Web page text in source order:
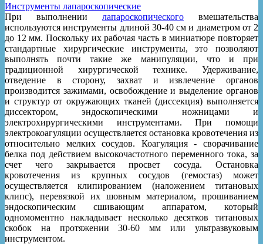
Инструменты лапароскопические
При выполнении лапароскопического вмешательства
используются инструменты длиной 30-40 см и диаметром от 2
до 12 мм. Поскольку их рабочая часть в миниатюре повторяет
стандартные хирургические инструменты, это позволяют
выполнять почти такие же манипуляции, что и при
традиционной хирургической технике. Удерживание,
отведение в сторону, захват и извлечение органов
производится зажимами, освобождение и выделение органов
и структур от окружающих тканей (диссекция) выполняется
диссектором, эндоскопическими ножницами и
электрохирургическими инструментами. При помощи
электрокоагуляции осуществляется остановка кровотечения из
относительно мелких сосудов. Коагуляция - сворачивание
белка под действием высокочастотного переменного тока, за
счет чего закрывается просвет сосуда. Остановка
кровотечения из крупных сосудов (гемостаз) может
осуществляется клипированием (наложением титановых
клипс), перевязкой их шовным материалом, прошиванием
эндоскопическим сшивающим аппаратом, который
одномоментно накладывает несколько десятков титановых
скобок на протяжении 30-60 мм или ультразвуковым
инструментом.